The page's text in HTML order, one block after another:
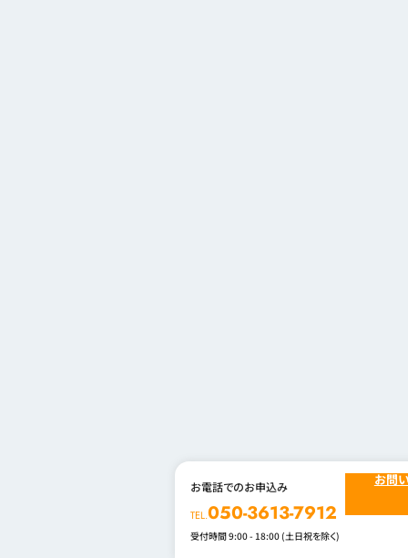
お電話でのお申込み
TEL.050-3613-7912
受付時間 9:00 - 18:00 (土日祝を除く)
お問